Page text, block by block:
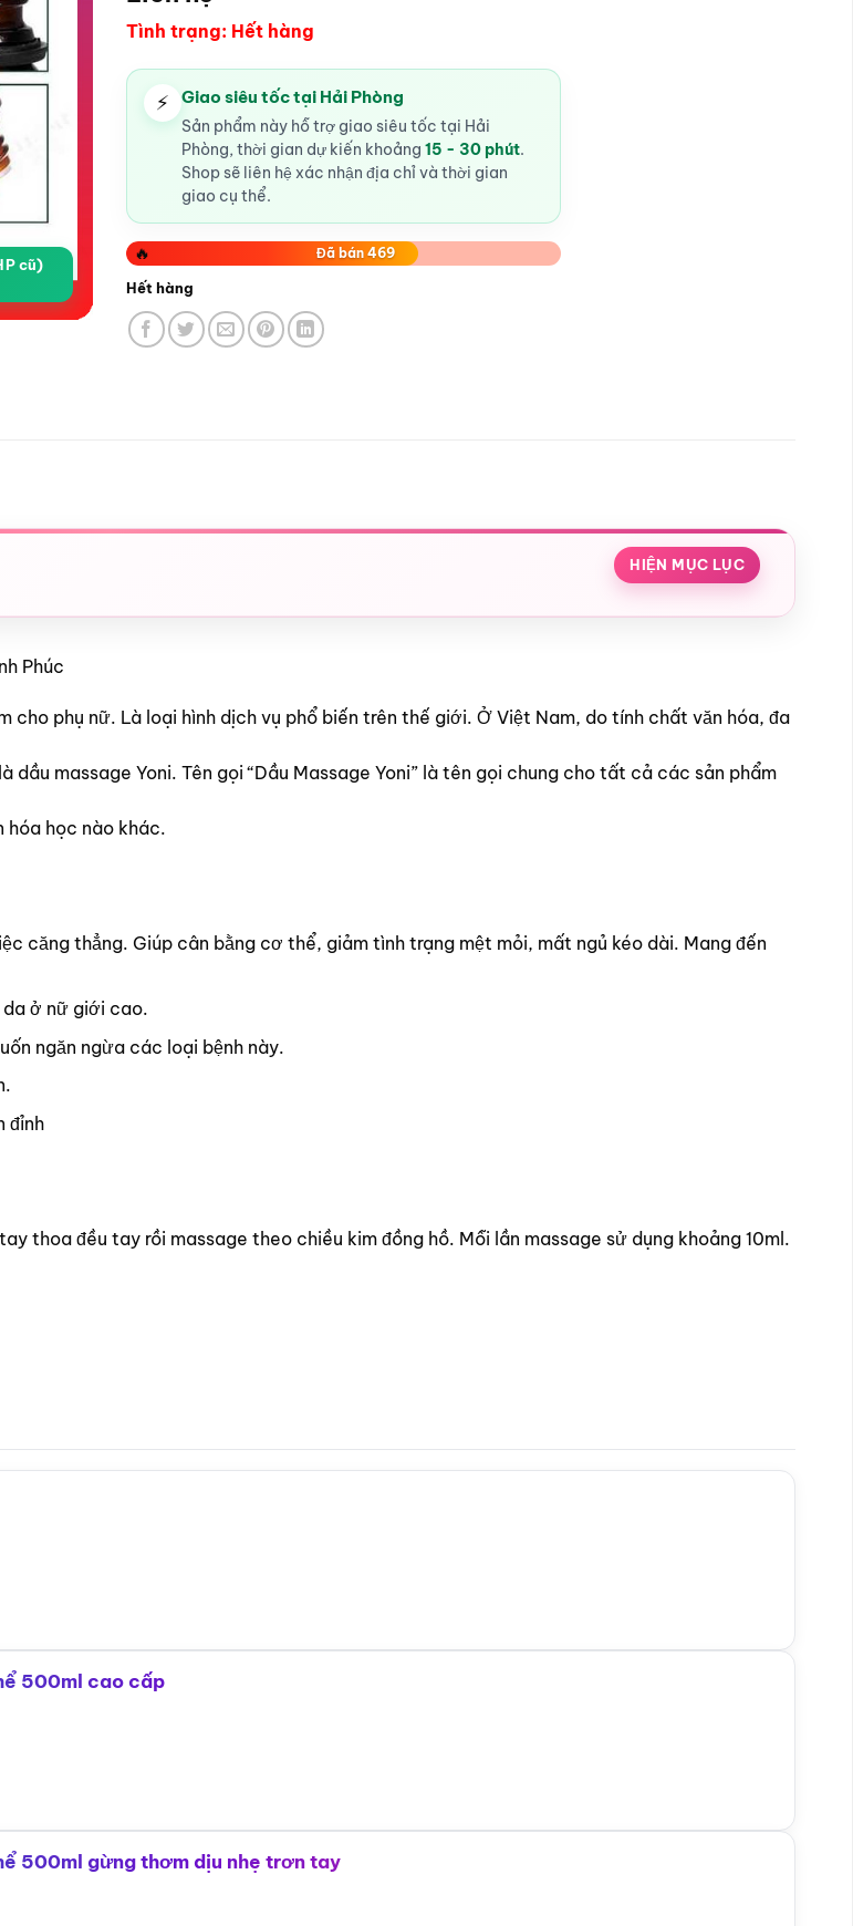
cũ)
Tình trạng: Hết hàng
⚡ Giao siêu tốc tại Hải Phòng
Sản phẩm này hỗ trợ giao siêu tốc tại Hải
Phòng, thời gian dự kiến khoảng 15 - 30 phút.
Shop sẽ liên hệ xác nhận địa chỉ và thời gian
giao cụ thể.
🔥 Đã bán 469
Hết hàng
HIỆN MỤC LỤC
Phúc
cho phụ nữ. Là loại hình dịch vụ phổ biến trên thế giới. Ở Việt Nam, do tính chất văn hóa, đa
massage Yoni. Tên gọi “Dầu Massage Yoni” là tên gọi chung cho tất cả các sản phẩm
hóa học nào khác.
căng thẳng. Giúp cân bằng cơ thể, giảm tình trạng mệt mỏi, mất ngủ kéo dài. Mang đến
da ở nữ giới cao.
ngăn ngừa các loại bệnh này.
đỉnh
thoa đều tay rồi massage theo chiều kim đồng hồ. Mỗi lần massage sử dụng khoảng 10ml.
500ml cao cấp
500ml gừng thơm dịu nhẹ trơn tay